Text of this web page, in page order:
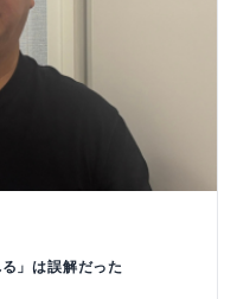
」は誤解だった